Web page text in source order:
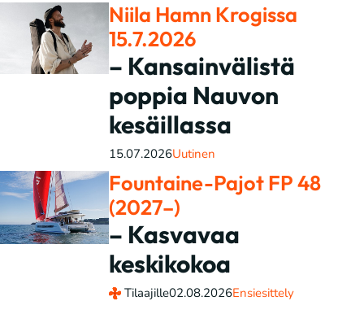
Niila Hamn Krogissa
15.7.2026
– Kansainvälistä
poppia Nauvon
kesäillassa
15.07.2026Uutinen
Fountaine-Pajot FP 48
(2027–)
– Kasvavaa
keskikokoa
Tilaajille02.08.2026Ensiesittely